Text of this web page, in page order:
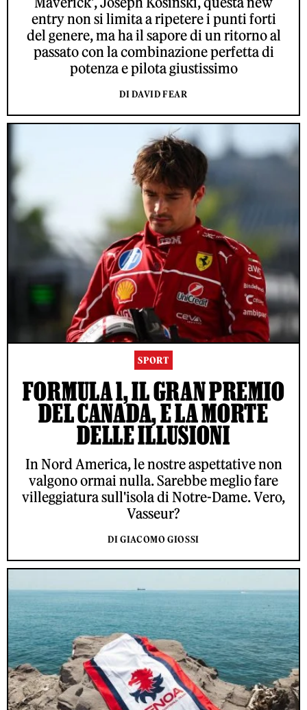
entry non si limita a ripetere i punti forti
del genere, ma ha il sapore di un ritorno al
passato con la combinazione perfetta di
potenza e pilota giustissimo
DI DAVID FEAR
SPORT
FORMULA 1, IL GRAN PREMIO
DEL CANADA, E LA MORTE
DELLE ILLUSIONI
In Nord America, le nostre aspettative non
valgono ormai nulla. Sarebbe meglio fare
villeggiatura sull'isola di Notre-Dame. Vero,
Vasseur?
DI GIACOMO GIOSSI